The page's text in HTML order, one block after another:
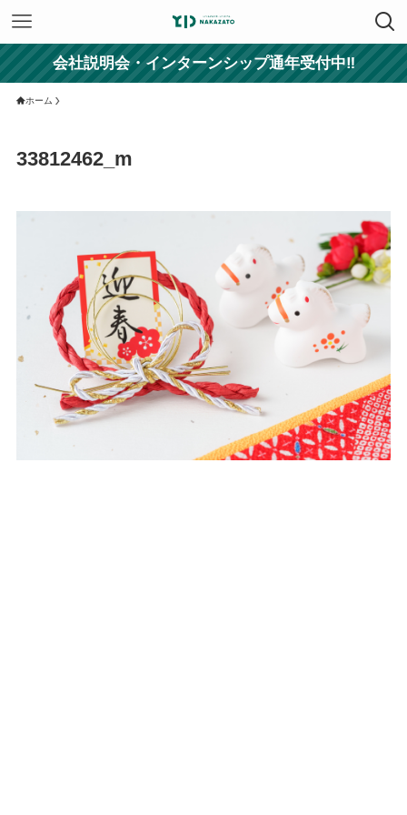
会社説明会・インターンシップ通年受付中‼
ホーム
33812462_m